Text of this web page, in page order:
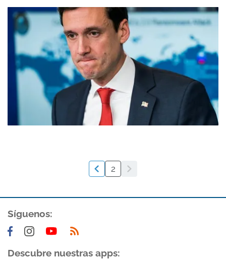
2
Síguenos:
Descubre nuestras apps: